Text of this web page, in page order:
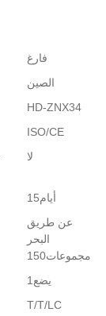
فارغ
الصين
HD-ZNX34
ISO/CE
لا
أيام15
عن طريق
البحر
مجموعات150
يضع1
T/T/LC